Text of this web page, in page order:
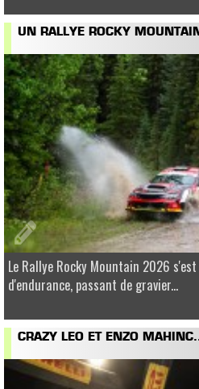
UN RALLYE ROCKY
Le Rallye Rocky Mountain 2026
d'endurance, passant de gravier...
CRAZY LEO ET ENZO